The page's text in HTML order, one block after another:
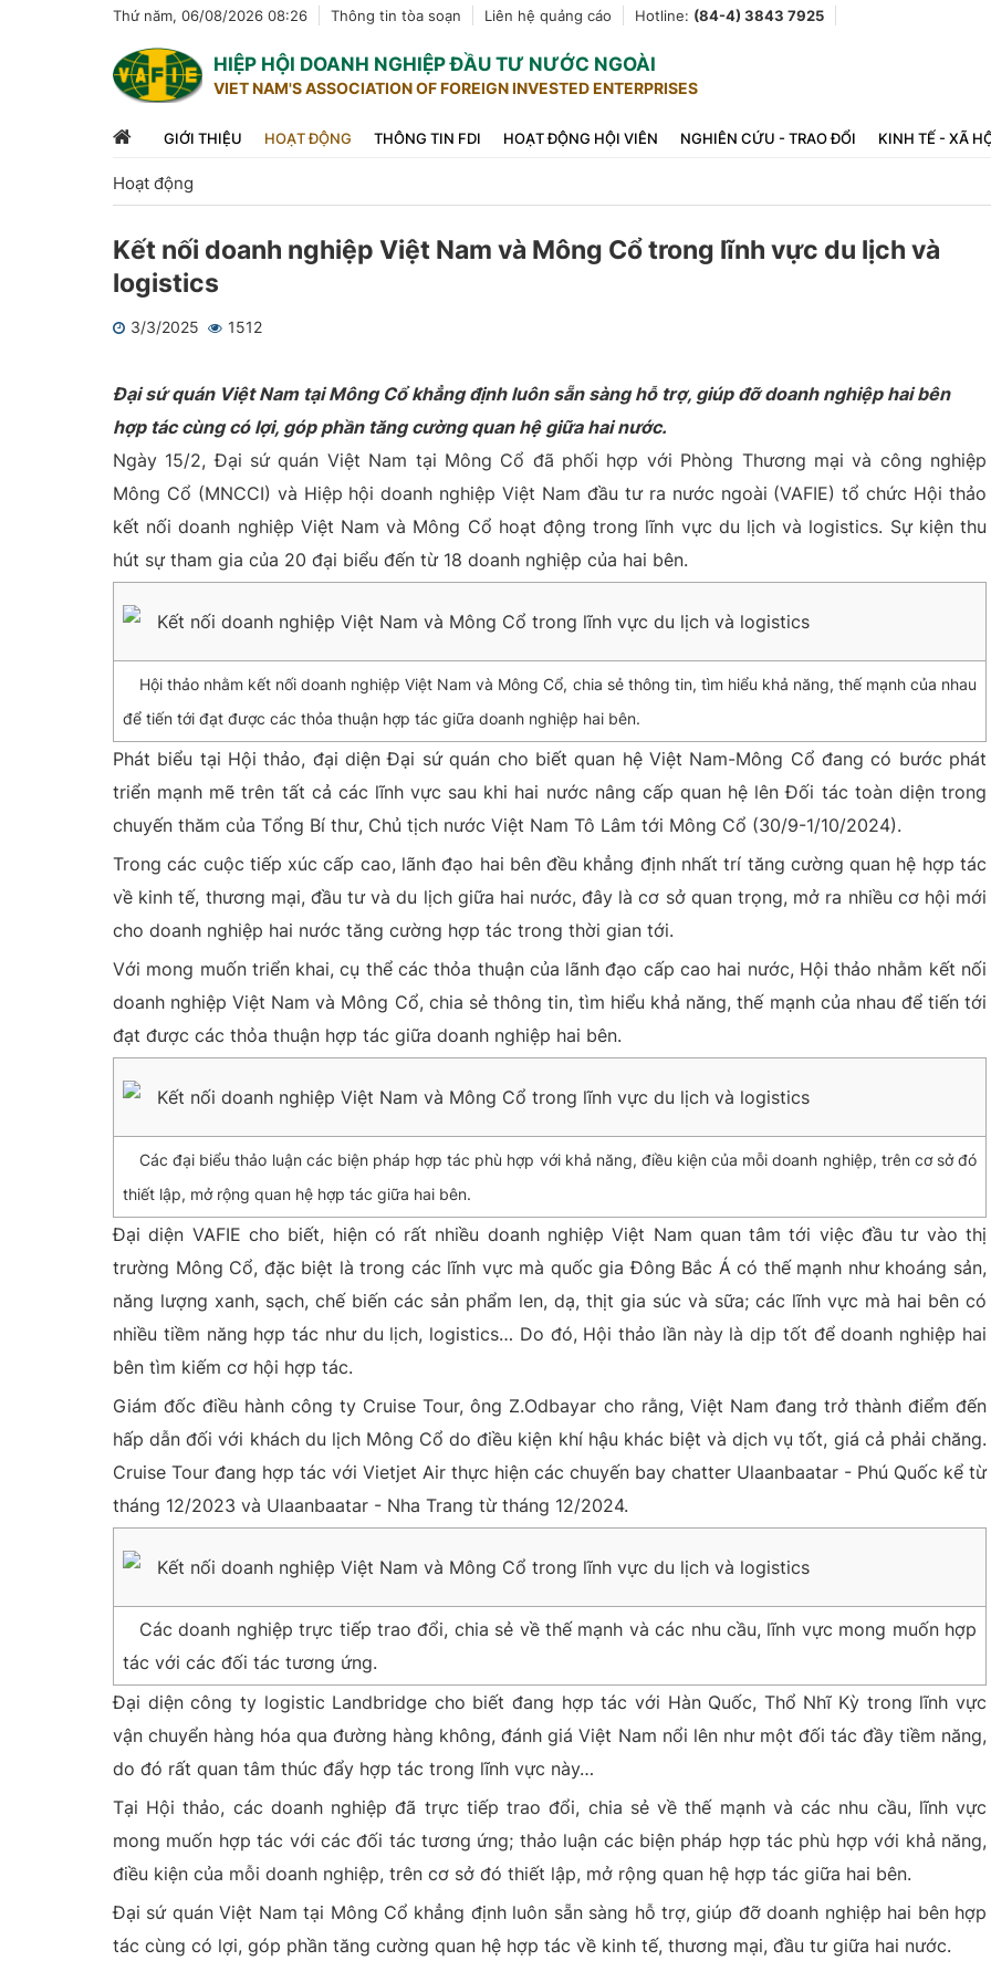
Thứ năm, 06/08/2026 08:26 Thông tin tòa soạn Liên hệ quảng cáo Hotline: (84-4) 3843 7925
HIỆP HỘI DOANH NGHIỆP ĐẦU TƯ NƯỚC NGOÀI
VIET NAM'S ASSOCIATION OF FOREIGN INVESTED ENTERPRISES
GIỚI THIỆU HOẠT ĐỘNG THÔNG TIN FDI HOẠT ĐỘNG HỘI VIÊN NGHIÊN CỨU - TRAO ĐỔI KINH TẾ - XÃ
Hoạt động
Kết nối doanh nghiệp Việt Nam và Mông Cổ trong lĩnh vực du lịch và
logistics
3/3/2025
1512
Đại sứ quán Việt Nam tại Mông Cổ khẳng định luôn sẵn sàng hỗ trợ, giúp đỡ doanh nghiệp hai bên
hợp tác cùng có lợi, góp phần tăng cường quan hệ giữa hai nước.
Ngày 15/2, Đại sứ quán Việt Nam tại Mông Cổ đã phối hợp với Phòng Thương mại và công nghiệp
Mông Cổ (MNCCI) và Hiệp hội doanh nghiệp Việt Nam đầu tư ra nước ngoài (VAFIE) tổ chức Hội thảo
kết nối doanh nghiệp Việt Nam và Mông Cổ hoạt động trong lĩnh vực du lịch và logistics. Sự kiện thu
hút sự tham gia của 20 đại biểu đến từ 18 doanh nghiệp của hai bên.
Hội thảo nhằm kết nối doanh nghiệp Việt Nam và Mông Cổ, chia sẻ thông tin, tìm hiểu khả năng, thế mạnh của nhau
để tiến tới đạt được các thỏa thuận hợp tác giữa doanh nghiệp hai bên.
Phát biểu tại Hội thảo, đại diện Đại sứ quán cho biết quan hệ Việt Nam-Mông Cổ đang có bước phát
triển mạnh mẽ trên tất cả các lĩnh vực sau khi hai nước nâng cấp quan hệ lên Đối tác toàn diện trong
chuyến thăm của Tổng Bí thư, Chủ tịch nước Việt Nam Tô Lâm tới Mông Cổ (30/9-1/10/2024).
Trong các cuộc tiếp xúc cấp cao, lãnh đạo hai bên đều khẳng định nhất trí tăng cường quan hệ hợp tác
về kinh tế, thương mại, đầu tư và du lịch giữa hai nước, đây là cơ sở quan trọng, mở ra nhiều cơ hội mới
cho doanh nghiệp hai nước tăng cường hợp tác trong thời gian tới.
Với mong muốn triển khai, cụ thể các thỏa thuận của lãnh đạo cấp cao hai nước, Hội thảo nhằm kết nối
doanh nghiệp Việt Nam và Mông Cổ, chia sẻ thông tin, tìm hiểu khả năng, thế mạnh của nhau để tiến tới
đạt được các thỏa thuận hợp tác giữa doanh nghiệp hai bên.
Các đại biểu thảo luận các biện pháp hợp tác phù hợp với khả năng, điều kiện của mỗi doanh nghiệp, trên cơ sở đó
thiết lập, mở rộng quan hệ hợp tác giữa hai bên.
Đại diện VAFIE cho biết, hiện có rất nhiều doanh nghiệp Việt Nam quan tâm tới việc đầu tư vào thị
trường Mông Cổ, đặc biệt là trong các lĩnh vực mà quốc gia Đông Bắc Á có thế mạnh như khoáng sản,
năng lượng xanh, sạch, chế biến các sản phẩm len, dạ, thịt gia súc và sữa; các lĩnh vực mà hai bên có
nhiều tiềm năng hợp tác như du lịch, logistics… Do đó, Hội thảo lần này là dịp tốt để doanh nghiệp hai
bên tìm kiếm cơ hội hợp tác.
Giám đốc điều hành công ty Cruise Tour, ông Z.Odbayar cho rằng, Việt Nam đang trở thành điểm đến
hấp dẫn đối với khách du lịch Mông Cổ do điều kiện khí hậu khác biệt và dịch vụ tốt, giá cả phải chăng.
Cruise Tour đang hợp tác với Vietjet Air thực hiện các chuyến bay chatter Ulaanbaatar - Phú Quốc kể từ
tháng 12/2023 và Ulaanbaatar - Nha Trang từ tháng 12/2024.
Các doanh nghiệp trực tiếp trao đổi, chia sẻ về thế mạnh và các nhu cầu, lĩnh vực mong muốn hợp
tác với các đối tác tương ứng.
Đại diện công ty logistic Landbridge cho biết đang hợp tác với Hàn Quốc, Thổ Nhĩ Kỳ trong lĩnh vực
vận chuyển hàng hóa qua đường hàng không, đánh giá Việt Nam nổi lên như một đối tác đầy tiềm năng,
do đó rất quan tâm thúc đẩy hợp tác trong lĩnh vực này…
Tại Hội thảo, các doanh nghiệp đã trực tiếp trao đổi, chia sẻ về thế mạnh và các nhu cầu, lĩnh vực
mong muốn hợp tác với các đối tác tương ứng; thảo luận các biện pháp hợp tác phù hợp với khả năng,
điều kiện của mỗi doanh nghiệp, trên cơ sở đó thiết lập, mở rộng quan hệ hợp tác giữa hai bên.
Đại sứ quán Việt Nam tại Mông Cổ khẳng định luôn sẵn sàng hỗ trợ, giúp đỡ doanh nghiệp hai bên hợp
tác cùng có lợi, góp phần tăng cường quan hệ hợp tác về kinh tế, thương mại, đầu tư giữa hai nước.